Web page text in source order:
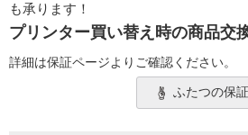
も承ります！
プリンター買い替え時の商品交
詳細は保証ページよりご確認ください。
ふたつの保証